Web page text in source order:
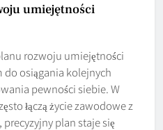
umiejętności
rozwoju umiejętności
osiągania kolejnych
pewności siebie. W
łączą życie zawodowe z
plan staje się